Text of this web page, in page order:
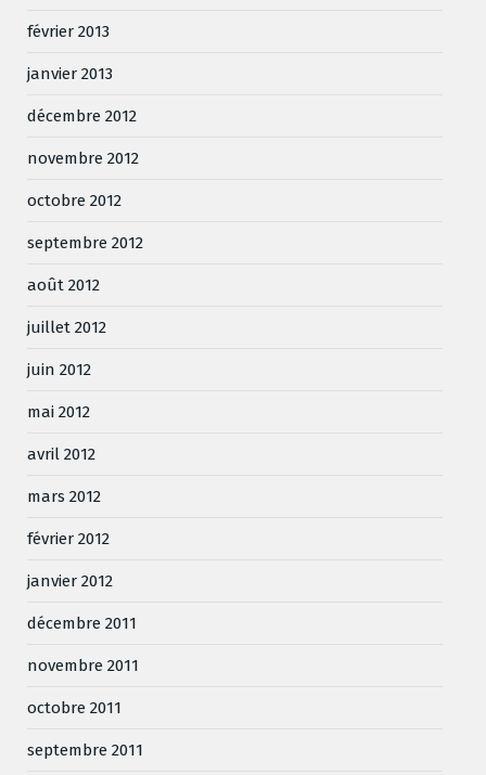
février 2013
janvier 2013
décembre 2012
novembre 2012
octobre 2012
septembre 2012
août 2012
juillet 2012
juin 2012
mai 2012
avril 2012
mars 2012
février 2012
janvier 2012
décembre 2011
novembre 2011
octobre 2011
septembre 2011